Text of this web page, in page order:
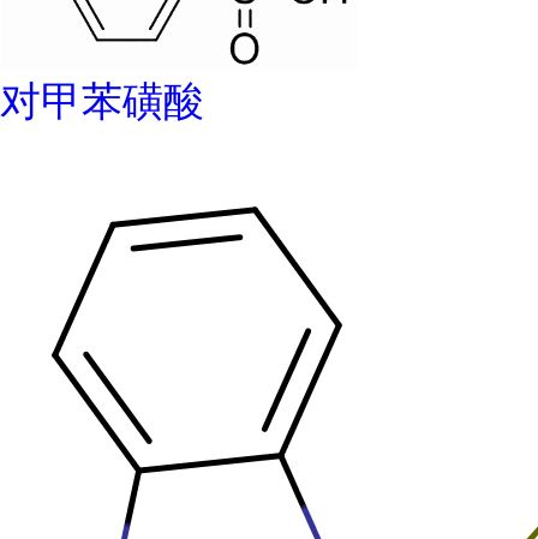
对甲苯磺酸